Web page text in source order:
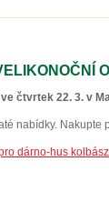
čtvrtek 22. 3. v
nabídky.